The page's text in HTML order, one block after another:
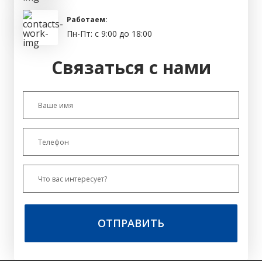
Работаем:
Пн-Пт: с 9:00 до 18:00
Связаться с нами
ОТПРАВИТЬ